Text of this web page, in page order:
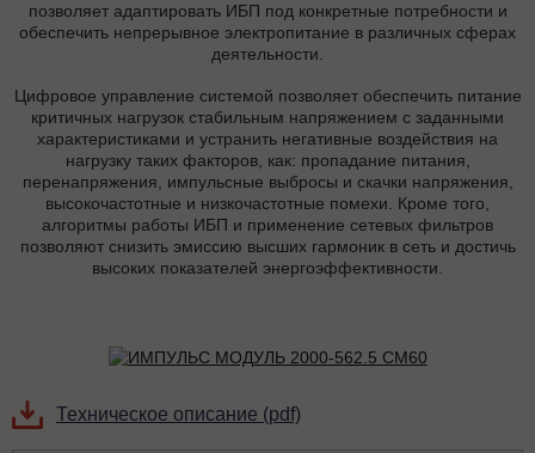
позволяет адаптировать ИБП под конкретные потребности и
обеспечить непрерывное электропитание в различных сферах
деятельности.
Цифровое управление системой позволяет обеспечить питание
критичных нагрузок стабильным напряжением с заданными
характеристиками и устранить негативные воздействия на
нагрузку таких факторов, как: пропадание питания,
перенапряжения, импульсные выбросы и скачки напряжения,
высокочастотные и низкочастотные помехи. Кроме того,
алгоритмы работы ИБП и применение сетевых фильтров
позволяют снизить эмиссию высших гармоник в сеть и достичь
высоких показателей энергоэффективности.
Техническое описание (pdf)